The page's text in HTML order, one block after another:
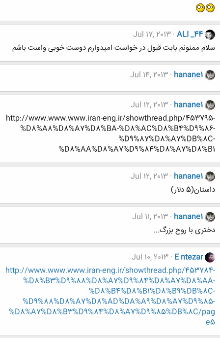
ALI _44
Jul 17, 2013
سلام ممنونم بابت قبول در خواست امیدوارم دوست خوبی واست باشم
hanane1
Jul 14, 2013
hanane1
Jul 12, 2013
http://www.www.www.iran-eng.ir/showthread.php/453795-
%D8%A8%D8%A7%D8%BA-%D8%AC%D8%B4%D9%86-
%D9%87%D8%A7%DB%8C-
%D8%AA%D8%A7%D9%84%D8%A7%D8%B1
hanane1
Jul 12, 2013
داستان(5 دلار)
hanane1
Jul 11, 2013
دختری با روح بزرگ...
E ntezar
Jul 10, 2013
http://www.www.www.iran-eng.ir/showthread.php/453784-
%D8%B3%D9%88%D8%A7%D9%84%D8%A7%D8%AA-
%D8%B4%D8%B1%D8%B9%DB%8C-
%D9%88%D8%A7%D8%AD%DA%A9%D8%A7%D9%85-
%D8%A7%D8%B3%D9%84%D8%A7%D9%85%DB%8C/pag
e5